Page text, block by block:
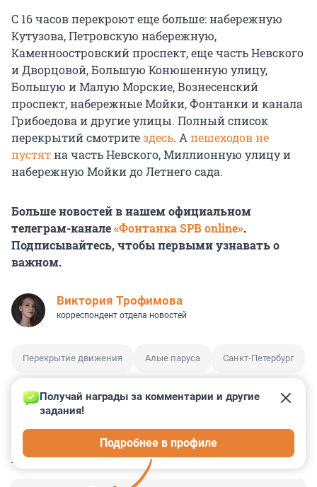
С 16 часов перекроют еще больше: набережную
Кутузова, Петровскую набережную,
Каменноостровский проспект, еще часть Невского
и Дворцовой, Большую Конюшенную улицу,
Большую и Малую Морские, Вознесенский
проспект, набережные Мойки, Фонтанки и канала
Грибоедова и другие улицы. Полный список
перекрытий смотритездесь. А пешеходов не
пустятна часть Невского, Миллионную улицу и
набережную Мойки до Летнего сада.
Больше новостей в нашем официальном
телеграм-канале«Фонтанка SPB online».
Подписывайтесь, чтобы первыми узнавать о
важном.
Виктория Трофимова
корреспондент отдела новостей
Перекрытие движения Алые паруса Санкт-Петербург
КОММЕНТАРИИ 35
Получай награды за комментарии и другие
задания!
Подробнее в профиле